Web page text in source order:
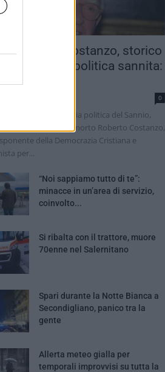
a Roberto Costanzo, storico
della politica sannita:
0
attraversando la storia politica del Sannio,
e dell’Italia. È morto Roberto Costanzo,
della Democrazia Cristiana e
per...
“Noi sappiamo tutto di te”:
minacce in un’area di servizio,
coinvolto...
Si ribalta con il trattore, muore
70enne nel Salernitano
Spari durante la Notte Bianca a
Secondigliano, panico tra la
gente
Allerta meteo gialla per
temporali improvvisi su tutta la